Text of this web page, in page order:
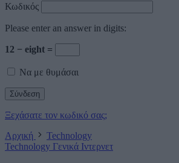
Κωδικός
Please enter an answer in digits:
12 − eight =
Να με θυμάσαι
Ξεχάσατε τον κωδικό σας;
Αρχική
Technology
Technology Γενικά Ιντερνετ